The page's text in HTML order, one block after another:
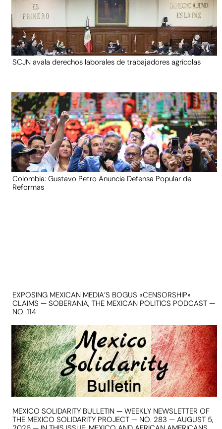
SCJN avala derechos laborales de trabajadores agrícolas
Colombia: Gustavo Petro Anuncia Defensa Popular de
Reformas
EXPOSING MEXICAN MEDIA’S BOGUS «CENSORSHIP»
CLAIMS — SOBERANIA, THE MEXICAN POLITICS PODCAST —
NO. 114
MEXICO SOLIDARITY BULLETIN — WEEKLY NEWSLETTER OF
THE MEXICO SOLIDARITY PROJECT — NO. 283 — AUGUST 5,